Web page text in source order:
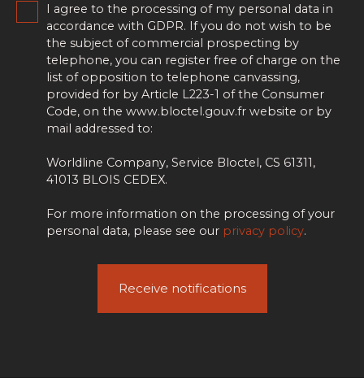
I agree to the processing of my personal data in
accordance with GDPR. If you do not wish to be
the subject of commercial prospecting by
telephone, you can register free of charge on the
list of opposition to telephone canvassing,
provided for by Article L223-1 of the Consumer
Code, on the www.bloctel.gouv.fr website or by
mail addressed to:
Worldline Company, Service Bloctel, CS 61311,
41013 BLOIS CEDEX.
For more information on the processing of your
personal data, please see our privacy policy.
Receive notifications